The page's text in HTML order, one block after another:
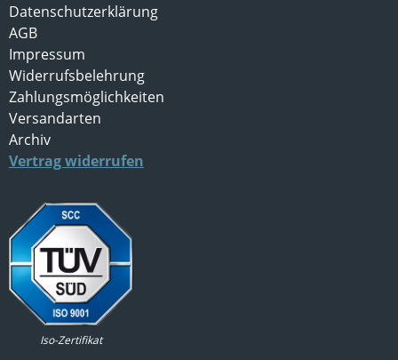
Datenschutzerklärung
AGB
Impressum
Widerrufsbelehrung
Zahlungsmöglichkeiten
Versandarten
Archiv
Vertrag widerrufen
Iso-Zertifikat